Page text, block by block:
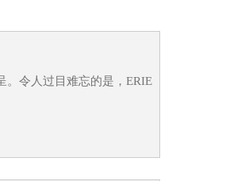
。令人过目难忘的是，ERIE